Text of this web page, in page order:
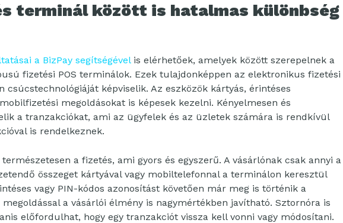
terminál között is hatalmas különbség
a BizPay segítségévelis elérhetőek, amelyek között szerepelnek a
fizetési POS terminálok. Ezek tulajdonképpen az elektronikus fizetési
csúcstechnológiáját képviselik. Az eszközök kártyás, érintéses
megoldásokat is képesek kezelni. Kényelmesen és
a tranzakciókat, ami az ügyfelek és az üzletek számára is rendkívül
is rendelkeznek.
a fizetés, ami gyors és egyszerű. A vásárlónak csak annyi a
összeget kártyával vagy mobiltelefonnal a terminálon keresztül
vagy PIN-kódos azonosítást követően már meg is történik a
a vásárlói élmény is nagymértékben javítható. Sztornóra is
előfordulhat, hogy egy tranzakciót vissza kell vonni vagy módosítani.